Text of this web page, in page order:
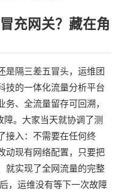
充网关？藏在角
是隔三差五冒头，运维团
技的一体化流量分析平台
、全流量留存可回溯，
障。大家当天就协调了测
接入：不需要在任何终
动现有网络配置，只要把
就实现了全网流量的完整
，运维没有等下一次故障